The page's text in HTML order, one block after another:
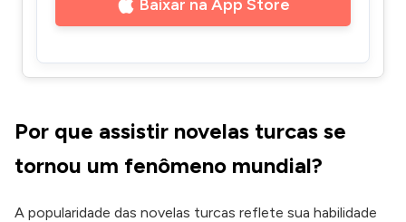
Baixar na App Store
Por que assistir novelas turcas se
tornou um fenômeno mundial?
A popularidade das novelas turcas reflete sua habilidade